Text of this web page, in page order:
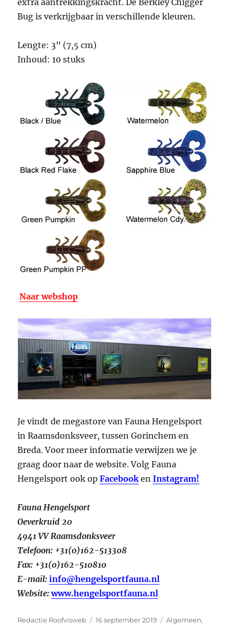
extra aantrekkingskracht. De Berkley Chigger
Bug is verkrijgbaar in verschillende kleuren.
Lengte: 3” (7,5 cm)
Inhoud: 10 stuks
Naar webshop
Je vindt de megastore van Fauna Hengelsport
in Raamsdonksveer, tussen Gorinchem en
Breda. Voor meer informatie verwijzen we je
graag door naar de website. Volg Fauna
Hengelsport ook opFacebookenInstagram!
Fauna Hengelsport
Oeverkruid 20
4941 VV Raamsdonksveer
Telefoon: +31(0)162-513308
Fax: +31(0)162-510810
E-mail:info@hengelsportfauna.nl
Website:www.hengelsportfauna.nl
Auteur
Redactie Roofvisweb
Geplaatst
16 september 2019 Categorieën
Algemeen,